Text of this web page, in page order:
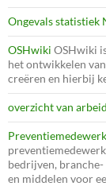
Ongevals statistiek
OSHwiki OSHwiki
het ontwikkelen
creëren en hierbij
overzicht van
bedrijven,
en middelen voor